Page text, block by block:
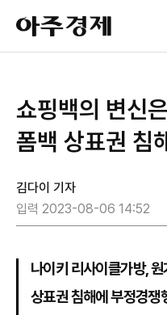
아
주
경
쇼핑백의 변신
폼백 상표권 침
김다이 기자
입력 2023-08-06 14:52
나이키 리사이클가방,
상표권 침해에 부정경쟁